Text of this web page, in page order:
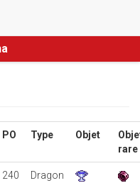
PO Type Objet
rare
240
Dragon